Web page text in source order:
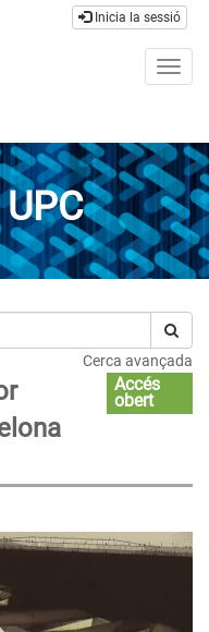
Inicia la sessió
Cerca avançada
Accés
obert